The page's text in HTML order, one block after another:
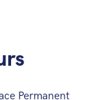
Permanent